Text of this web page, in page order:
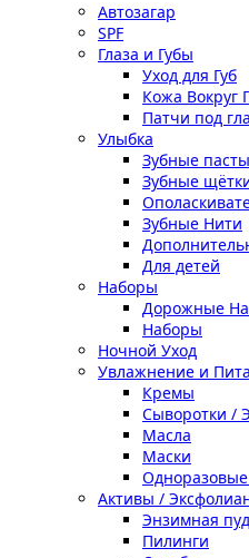
Автозагар
SPF
Глаза и Губы
Уход для Губ
Кожа Вокруг
Патчи под
Улыбка
Зубные пасты
Зубные
Зубные Нити
Для детей
Наборы
Дорожные
Наборы
Ночной Уход
Увлажнение и
Кремы
Сыворотки /
Масла
Маски
Активы /
Энзимная
Пилинги